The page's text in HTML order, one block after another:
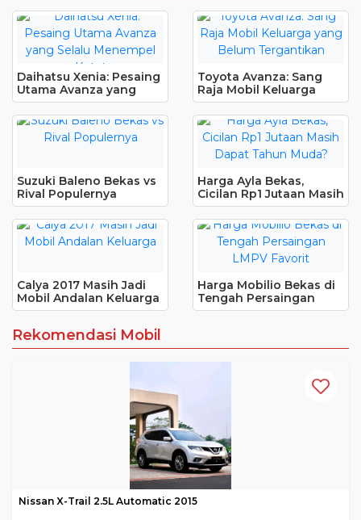
Daihatsu Xenia: Pesaing
Utama Avanza yang
Selalu Menempel Ketat
Toyota Avanza: Sang
Raja Mobil Keluarga
yang Belum Tergantikan
Suzuki Baleno Bekas vs
Rival Populernya
Harga Ayla Bekas,
Cicilan Rp1 Jutaan Masih
Dapat Tahun Muda?
Calya 2017 Masih Jadi
Mobil Andalan Keluarga
Harga Mobilio Bekas di
Tengah Persaingan
LMPV Favorit
Rekomendasi Mobil
Nissan X-Trail 2.5L Automatic 2015